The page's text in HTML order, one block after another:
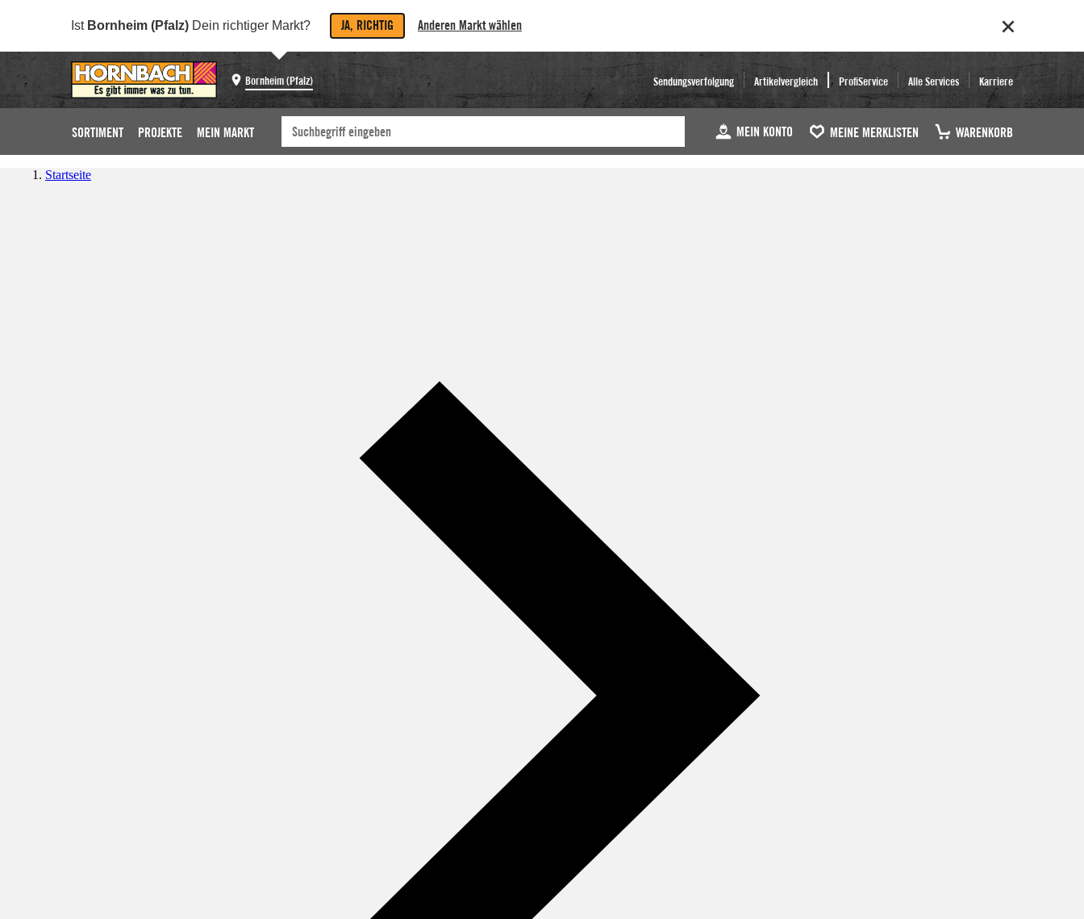
Ist Bornheim (Pfalz) Dein richtiger Markt? JA, RICHTIG Anderen Markt wählen
Bornheim (Pfalz) Sendungsverfolgung Artikelvergleich ProfiService Alle Services Karriere
SORTIMENT PROJEKTE MEIN MARKT MEIN KONTO MEINE MERKLISTEN WARENKORB
Startseite